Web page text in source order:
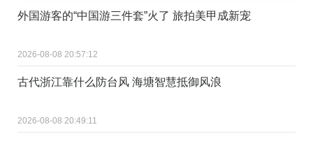
外国游客的“中国游三件套”火了 旅拍美甲成新宠
2026-08-08 20:57:12
古代浙江靠什么防台风 海塘智慧抵御风浪
2026-08-08 20:49:11